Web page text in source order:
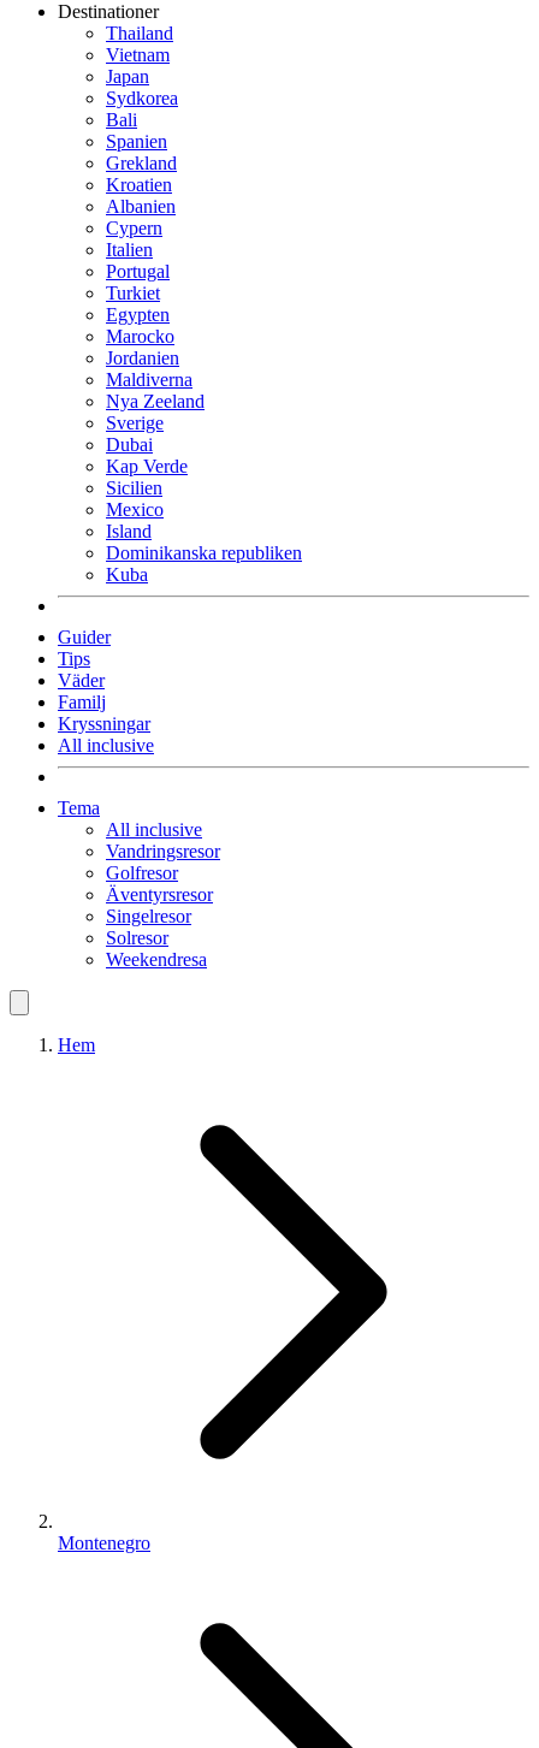
Destinationer
Thailand
Vietnam
Japan
Sydkorea
Bali
Spanien
Grekland
Kroatien
Albanien
Cypern
Italien
Portugal
Turkiet
Egypten
Marocko
Jordanien
Maldiverna
Nya Zeeland
Sverige
Dubai
Kap Verde
Sicilien
Mexico
Island
Dominikanska republiken
Kuba
Guider
Tips
Väder
Familj
Kryssningar
All inclusive
Tema
All inclusive
Vandringsresor
Golfresor
Äventyrsresor
Singelresor
Solresor
Weekendresa
Hem
Montenegro